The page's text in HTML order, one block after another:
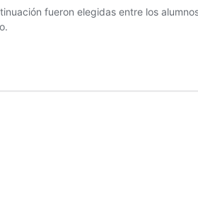
fueron elegidas entre los